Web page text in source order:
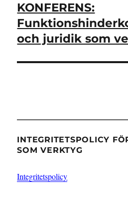
Nästa
inlägg:
KONFERENS:
och juridik som
INTEGRITETSPOLICY
SOM VERKTYG
Integritetspolicy